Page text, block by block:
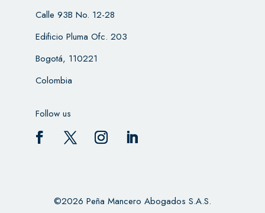
Calle 93B No. 12-28
Edificio Pluma Ofc. 203
Bogotá, 110221
Colombia
Follow us
©2026 Peña Mancero Abogados S.A.S.